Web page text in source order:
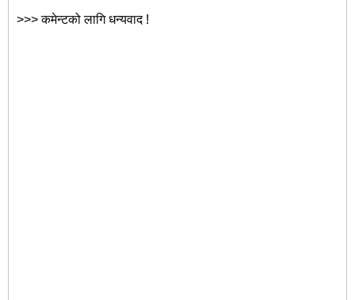
>>> कमेन्टको लागि धन्यवाद !